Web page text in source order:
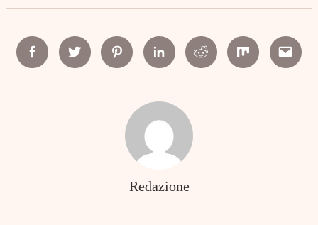
FacebookTwitter PinterestLinkedinReddit Mix Email
Redazione